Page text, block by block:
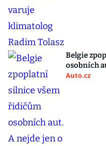
Belgie
osobních
Auto.cz